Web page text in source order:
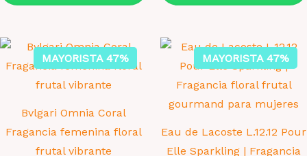
MAYORISTA 47%
Bvlgari Omnia Coral
Fragancia femenina floral
frutal vibrante
MAYORISTA 47%
Eau de Lacoste L.12.12 Pour
Elle Sparkling | Fragancia